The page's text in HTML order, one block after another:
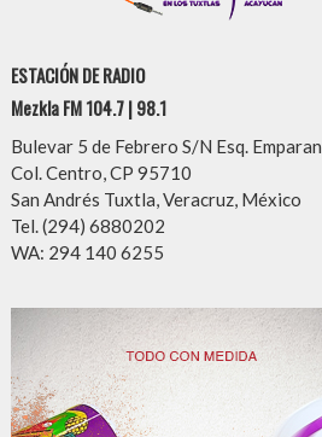
ESTACIÓN DE RADIO
Mezkla FM 104.7 | 98.1
Bulevar 5 de Febrero S/N Esq. Emparan
Col. Centro, CP 95710
San Andrés Tuxtla, Veracruz, México
Tel. (294) 6880202
WA: 294 140 6255